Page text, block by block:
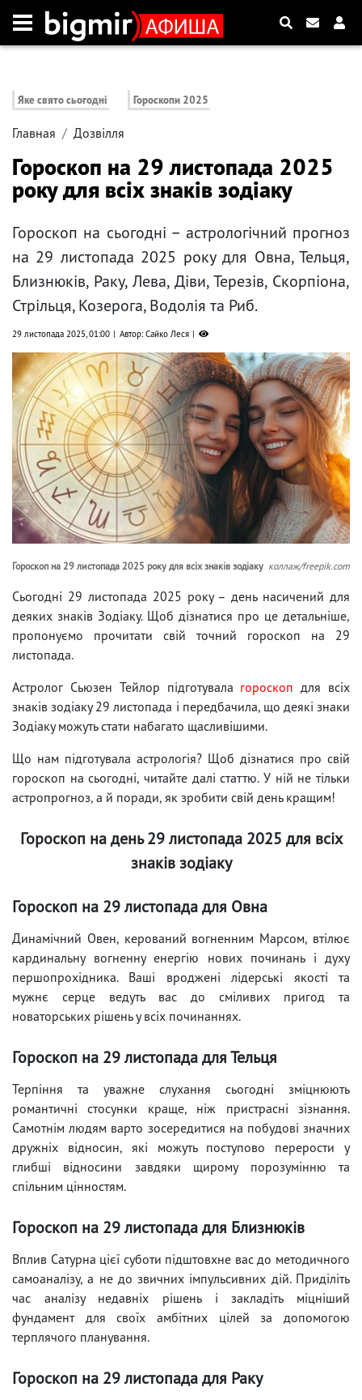
Яке свято сьогодні Гороскопи 2025
Главная Дозвілля
Гороскоп на 29 листопада 2025
року для всіх знаків зодіаку
Гороскоп на сьогодні – астрологічний прогноз
на 29 листопада 2025 року для Овна, Тельця,
Близнюків, Раку, Лева, Діви, Терезів, Скорпіона,
Стрільця, Козерога, Водолія та Риб.
29 листопада 2025, 01:00 Автор: Сайко Леся
Гороскоп на 29 листопада 2025 року для всіх знаків зодіаку коллаж/freepik.com
Сьогодні 29 листопада 2025 року – день насичений для
деяких знаків Зодіаку. Щоб дізнатися про це детальніше,
пропонуємо прочитати свій точний гороскоп на 29
листопада.
Астролог Сьюзен Тейлор підготувала гороскоп для всіх
знаків зодіаку 29 листопада і передбачила, що деякі знаки
Зодіаку можуть стати набагато щасливішими.
Що нам підготувала астрологія? Щоб дізнатися про свій
гороскоп на сьогодні, читайте далі статтю. У ній не тільки
астропрогноз, а й поради, як зробити свій день кращим!
Гороскоп на день 29 листопада 2025 для всіх
знаків зодіаку
Гороскоп на 29 листопада для Овна
Динамічний Овен, керований вогненним Марсом, втілює
кардинальну вогненну енергію нових починань і духу
першопрохідника. Ваші вроджені лідерські якості та
мужнє серце ведуть вас до сміливих пригод та
новаторських рішень у всіх починаннях.
Гороскоп на 29 листопада для Тельця
Терпіння та уважне слухання сьогодні зміцнюють
романтичні стосунки краще, ніж пристрасні зізнання.
Самотнім людям варто зосередитися на побудові значних
дружніх відносин, які можуть поступово перерости у
глибші відносини завдяки щирому порозумінню та
спільним цінностям.
Гороскоп на 29 листопада для Близнюків
Вплив Сатурна цієї суботи підштовхне вас до методичного
самоаналізу, а не до звичних імпульсивних дій. Приділіть
час аналізу недавніх рішень і закладіть міцніший
фундамент для своїх амбітних цілей за допомогою
терплячого планування.
Гороскоп на 29 листопада для Раку